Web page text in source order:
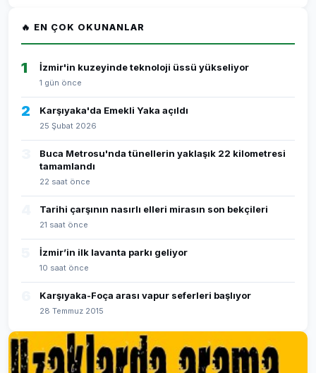
🔥 EN ÇOK OKUNANLAR
1 İzmir'in kuzeyinde teknoloji üssü yükseliyor
1 gün önce
2 Karşıyaka'da Emekli Yaka açıldı
25 Şubat 2026
Buca Metrosu'nda tünellerin yaklaşık 22 kilometresi
tamamlandı
22 saat önce
Tarihi çarşının nasırlı elleri mirasın son bekçileri
21 saat önce
İzmir’in ilk lavanta parkı geliyor
10 saat önce
Karşıyaka-Foça arası vapur seferleri başlıyor
28 Temmuz 2015